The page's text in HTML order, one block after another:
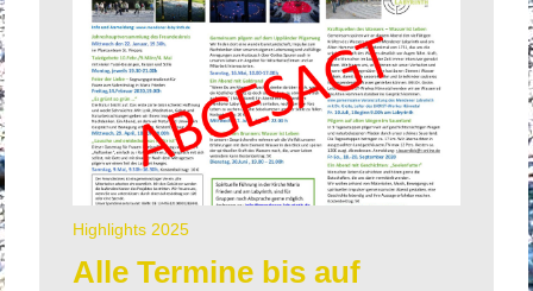
Highlights 2025
Alle Termine bis auf